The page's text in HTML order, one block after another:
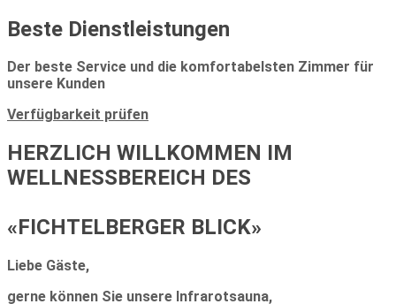
Beste Dienstleistungen
Der beste Service und die komfortabelsten Zimmer für
unsere Kunden
Verfügbarkeit prüfen
HERZLICH WILLKOMMEN IM
WELLNESSBEREICH DES
«FICHTELBERGER BLICK»
Liebe Gäste,
gerne können Sie unsere Infrarotsauna,